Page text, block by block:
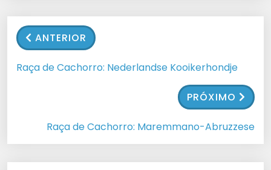
ANTERIOR
Raça de Cachorro: Nederlandse Kooikerhondje
PRÓXIMO
Raça de Cachorro: Maremmano-Abruzzese